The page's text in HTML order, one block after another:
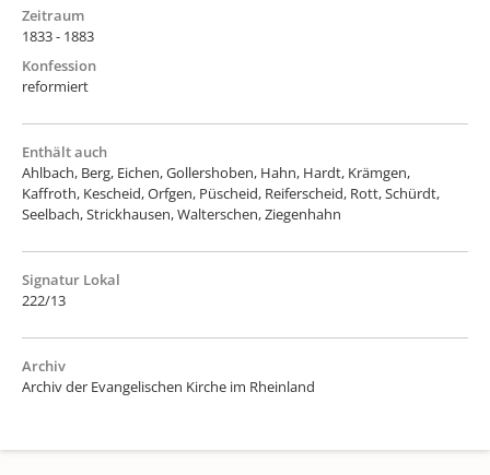
Zeitraum
1833 - 1883
Konfession
reformiert
Enthält auch
Ahlbach, Berg, Eichen, Gollershoben, Hahn, Hardt, Krämgen,
Kaffroth, Kescheid, Orfgen, Püscheid, Reiferscheid, Rott, Schürdt,
Seelbach, Strickhausen, Walterschen, Ziegenhahn
Signatur Lokal
222/13
Archiv
Archiv der Evangelischen Kirche im Rheinland